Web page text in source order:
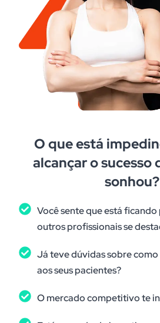
O que está
alcançar o sucesso
sonhou?
Você sente que está
outros profissionais se
Já teve dúvidas sobre
aos seus pacientes?
O mercado competitivo te